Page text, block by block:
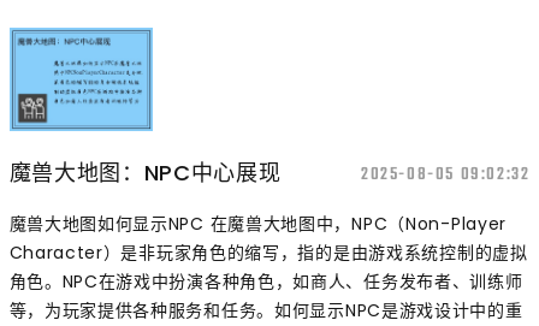
魔兽大地图：NPC中心展现 2025-08-05 09:02:32
魔兽大地图如何显示NPC 在魔兽大地图中，NPC（Non-Player
Character）是非玩家角色的缩写，指的是由游戏系统控制的虚拟
角色。NPC在游戏中扮演各种角色，如商人、任务发布者、训练师
等，为玩家提供各种服务和任务。如何显示NPC是游戏设计中的重